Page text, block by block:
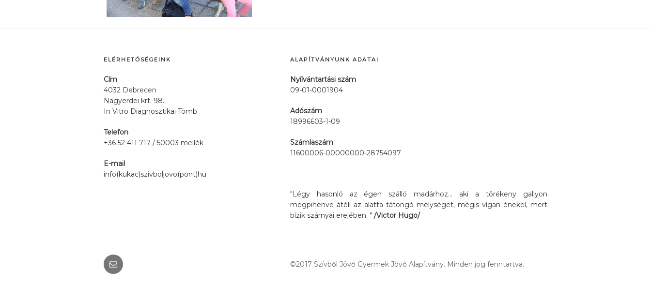
ELÉRHETŐSÉGEINK
Cím
4032 Debrecen
Nagyerdei krt. 98.
In Vitro Diagnosztikai Tömb
Telefon
+36 52 411 717 / 50003 mellék
E-mail
info(kukac)szivboljovo(pont)hu
ALAPÍTVÁNYUNK ADATAI
Nyílvántartási szám
09-01-0001904
Adószám
18996603-1-09
Számlaszám
11600006-00000000-28754097
"Légy hasonló az égen szálló madárhoz... aki a törékeny gallyon
megpihenve átéli az alatta tátongó mélységet, mégis vígan énekel, mert
bízik szárnyai erejében. " /Victor Hugo/
Email ©2017 Szívből Jövő Gyermek Jövő Alapítvány. Minden jog fenntartva.